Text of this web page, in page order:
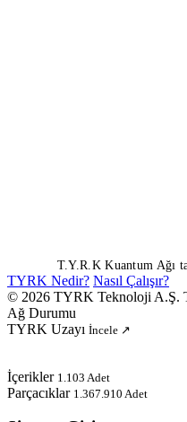
T.Y.R.K Kuantum Ağı
TYRK Nedir? Nasıl Çalışır?
© 2026 TYRK Teknoloji A.Ş.
Ağ Durumu
TYRK Uzayı İncele ↗
İçerikler 1.103 Adet
Parçacıklar 1.367.910 Adet